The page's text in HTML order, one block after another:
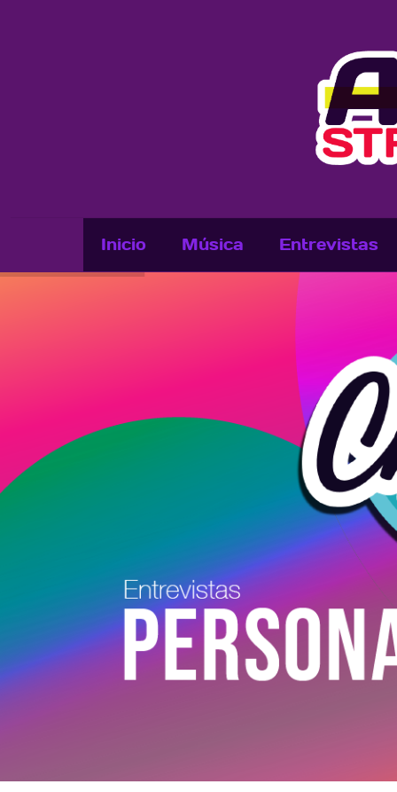
Inicio Música Entrevistas